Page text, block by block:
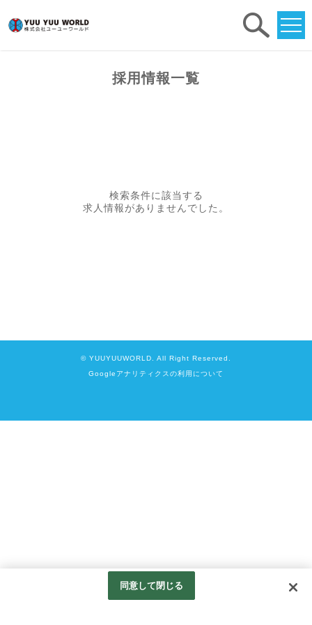
採用情報一覧
検索条件に該当する
求人情報がありませんでした。
© YUUYUUWORLD. All Right Reserved.
Googleアナリティクスの利用について
同意して閉じる